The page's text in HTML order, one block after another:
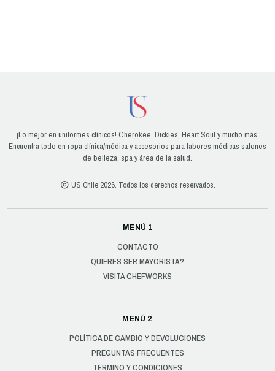
¡Lo mejor en uniformes clínicos! Cherokee, Dickies, Heart Soul y mucho más.
Encuentra todo en ropa clínica/médica y accesorios para labores médicas salones
de belleza, spa y área de la salud.
US Chile 2026. Todos los derechos reservados.
MENÚ 1
CONTACTO
QUIERES SER MAYORISTA?
VISITA CHEFWORKS
MENÚ 2
POLÍTICA DE CAMBIO Y DEVOLUCIONES
PREGUNTAS FRECUENTES
TÉRMINO Y CONDICIONES